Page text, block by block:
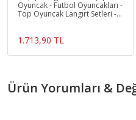
Oyuncak - Futbol Oyuncakları -
Top Oyuncak Langırt Setleri -
1.713,90 TL
Ürün Yorumları &